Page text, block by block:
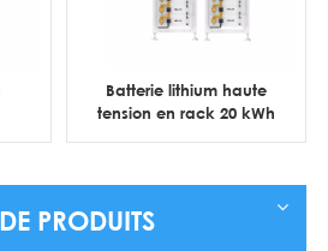
Batterie lithium haute
tension en rack 20 kWh
PRODUITS